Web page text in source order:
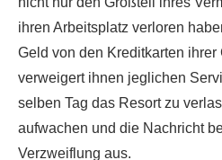
ihren Arbeitsplatz verloren
Geld von den Kreditkarten ihrer
verweigert ihnen jeglichen
selben Tag das Resort zu
aufwachen und die Nachricht
Verzweiflung aus.